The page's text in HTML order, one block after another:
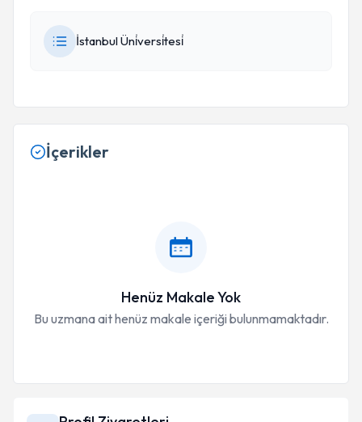
İstanbul Üni̇versi̇tesi̇
İçerikler
Henüz Makale Yok
Bu uzmana ait henüz makale içeriği bulunmamaktadır.